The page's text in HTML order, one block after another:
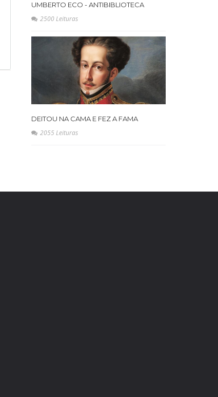
UMBERTO ECO - ANTIBIBLIOTECA
2500 Leituras
DEITOU NA CAMA E FEZ A FAMA
2055 Leituras